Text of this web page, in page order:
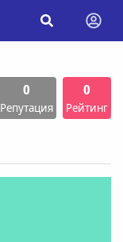
0
Репутация
0
Рейтинг